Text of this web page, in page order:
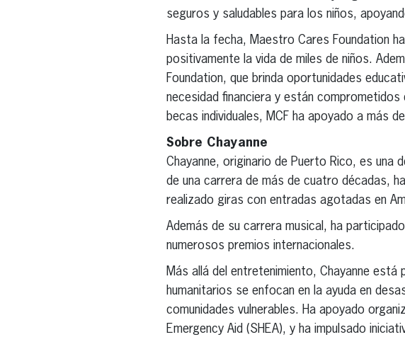
seguros y saludables para los niños,
Hasta la fecha, Maestro Cares Foundation
positivamente la vida de miles de niños.
Foundation, que brinda oportunidades
necesidad financiera y están
becas individuales, MCF ha apoyado a más
Sobre Chayanne
Chayanne, originario de Puerto Rico, es una
de una carrera de más de cuatro décadas,
realizado giras con entradas agotadas en
Además de su carrera musical, ha
numerosos premios internacionales.
Más allá del entretenimiento, Chayanne
humanitarios se enfocan en la ayuda en
comunidades vulnerables. Ha apoyado
Emergency Aid (SHEA), y ha impulsado